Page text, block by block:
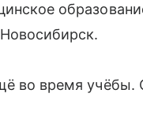
во время учёбы.